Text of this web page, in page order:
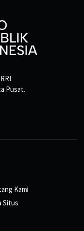
Pusat.
Kami
Situs